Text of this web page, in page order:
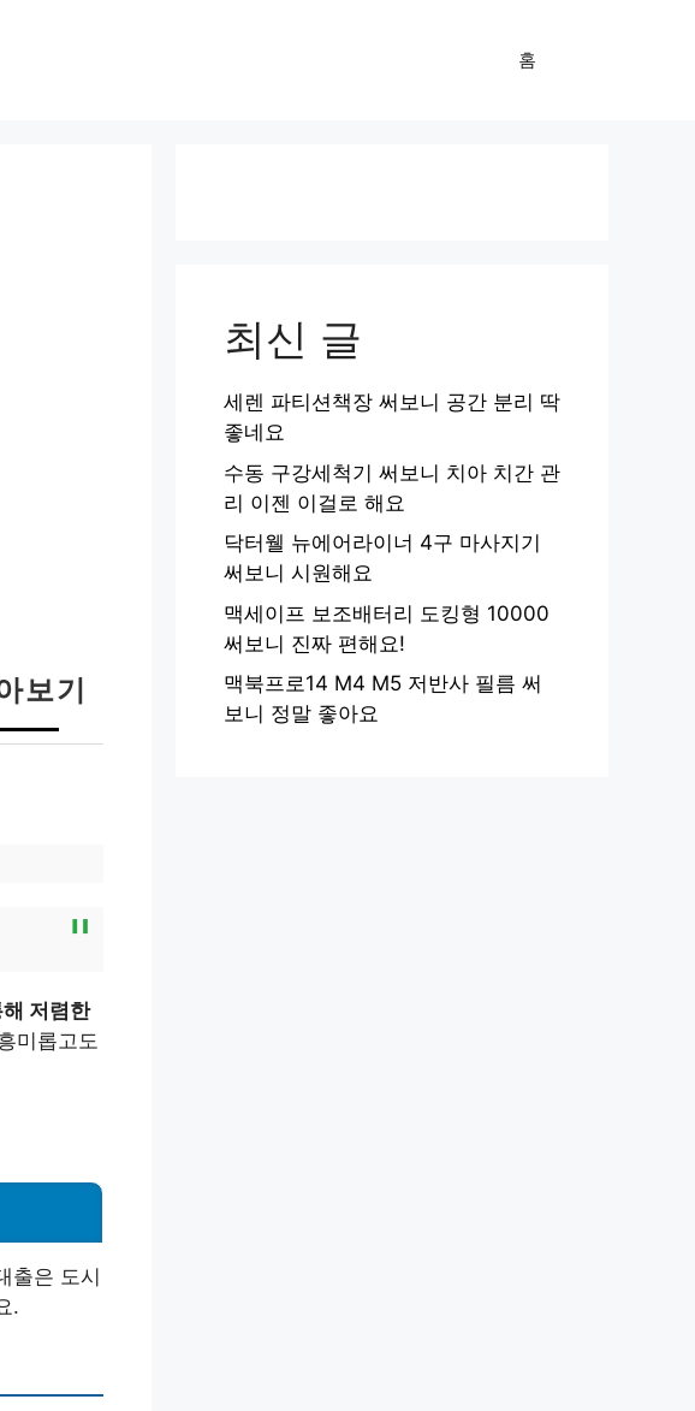
홈
보기
저렴한
미롭고도
출은 도시
.
최신 글
세렌 파티션책장 써보니 공간 분리 딱
좋네요
수동 구강세척기 써보니 치아 치간 관
리 이젠 이걸로 해요
닥터웰 뉴에어라이너 4구 마사지기
써보니 시원해요
맥세이프 보조배터리 도킹형 10000
써보니 진짜 편해요!
맥북프로14 M4 M5 저반사 필름 써
보니 정말 좋아요